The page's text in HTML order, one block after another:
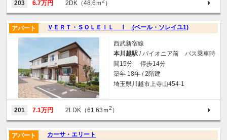
203 6.7万円 2DK（48.6ｍ ）
ＶＥＲＴ・ＳＯＬＥＩＬ Ⅰ (ベール・ソレイユ1)
アパート
西武新宿線
本川越駅 / パイオニア前 バス乗車時
間15分 停歩14分
築年 18年 / 2階建
埼玉県川越市上寺山454-1
201 7.1万円 2LDK（61.63ｍ2 ）
カーサ・エリート
アパート